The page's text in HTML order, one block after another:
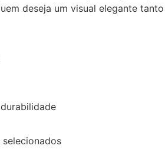
deseja um visual elegante